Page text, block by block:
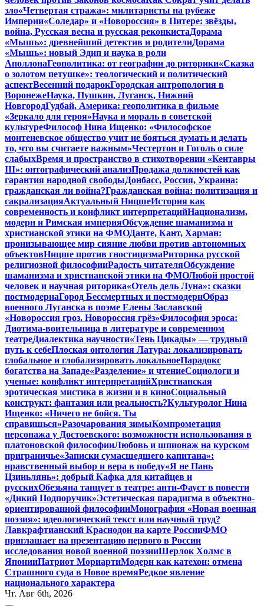
зло«Четвертая стража»: милитаристы на рубеже
Империи«Соледар» и «Новороссия» в Питере: звёзды,
война, Русская весна и русская реконкистаДорама
«Мышь»: древнейший детектив и родителиДорама
«Мышь»: новый Эдип и наука в роли
АполлонаГеополитика: от географии до риторики«Сказка
о золотом петушке»: теологический и политический
аспектВесенний подарокГородская антропология в
ВоронежеНаука, Пушкин, Луганск, Нижний
НовгородГудбай, Америка: геополитика в фильме
«Зеркало для героя»Наука и мораль в советской
культуреФилософ Нина Ищенко: «Философское
монтеневское общество учит не бояться думать и делать
то, что вы считаете важным»Честертон и Гоголь о силе
слабыхВремя и пространство в стихотворении «Кентавры
III»: онтографический анализПродажа должностей как
гарантия народной свободыДонбасс, Россия, Украина:
гражданская ли война?Гражданская война: политизация и
сакрализацияАктуальный НицшеИстория как
современность и конфликт интерпретацийНационализм,
модерн и Римская империяОбсуждение шаманизма и
христианской этики на ФМОДанте, Кант, Харман:
пронизывающее мир сияние любви против автономных
объектовНицше против гностицизмаРиторика русской
религиозной философииРадость читателяОбсуждение
шаманизма и христианской этики на ФМОЛюбой простой
человек и научная риторика«Отель дель Луна»: сказки
постмодернаГород Бессмертных и постмодернОбраз
военного Луганска в поэме Елены Заславской
«Новороссия гроз. Новороссия грёз»Философия эроса:
Диотима-воительница в литературе и современном
театреДиалектика научности«Тень Цикады» — трудный
путь к себеПлоская онтология Латура: локализировать
глобальное и глобализировать локальноеПарадокс
богатства на Западе«Разделение» и чтениеСоциологи и
ученые: конфликт интерпретацийХристианская
эротическая мистика в жизни и в киноСоциальный
конструкт: фантазия или реальность?Культуролог Нина
Ищенко: «Ничего не бойся. Ты
справишься»Разочарования зимыКомпрометация
персонажа у Достоевского: возможности использования в
платоновской философииЛюбовь и шпионаж на курском
приграничье«Записки сумасшедшего капитана»:
нравственный выбор и вера в победу«Я не Пань
Цзиньлянь»: добрый Кафка для китайцев и
русскихОбезьяна танцует в театре: анти-Фауст в повести
«Дикий Подпоручик»Эстетическая парадигма в объектно-
ориентированной философииМонография «Новая военная
поэзия»: идеологический текст или научный труд?
Лавкрафтианский Краснодон на карте РоссииФМО
приглашает на презентацию первого в России
исследования новой военной поэзииШерлок Холмс в
ЯпонииПатриот МориартиМодерн как катехон: отмена
Страшного суда в Новое времяРедкое явление
национального характера
Чт. Авг 6th, 2026